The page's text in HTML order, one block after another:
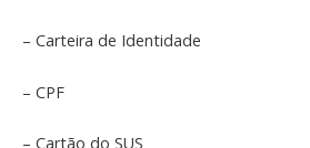
– Carteira de Identidade
– CPF
– Cartão do SUS